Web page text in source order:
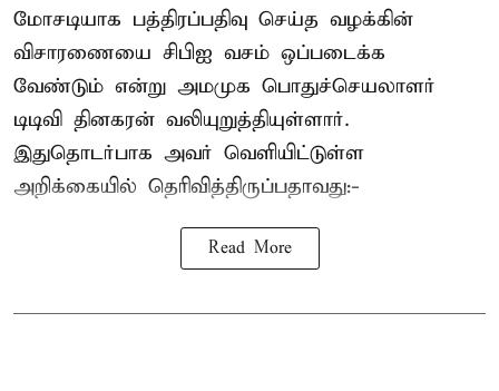
மோசடியாக பத்திரப்பதிவு செய்த வழக்கின்
விசாரணையை சிபிஐ வசம் ஒப்படைக்க
வேண்டும் என்று அமமுக பொதுச்செயலாளர்
டிடிவி தினகரன் வலியுறுத்தியுள்ளார்.
இதுதொடர்பாக அவர் வெளியிட்டுள்ள
அறிக்கையில் தெரிவித்திருப்பதாவது:-
Read More